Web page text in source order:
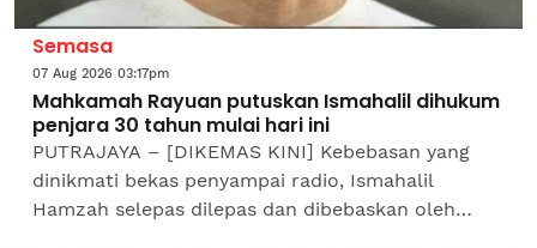
Semasa
07 Aug 2026 03:17pm
Mahkamah Rayuan putuskan Ismahalil dihukum
penjara 30 tahun mulai hari ini
PUTRAJAYA – [DIKEMAS KINI] Kebebasan yang
dinikmati bekas penyampai radio, Ismahalil
Hamzah selepas dilepas dan dibebaskan oleh